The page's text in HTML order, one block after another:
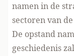
namen in de
sectoren van
De opstand
geschiedenis